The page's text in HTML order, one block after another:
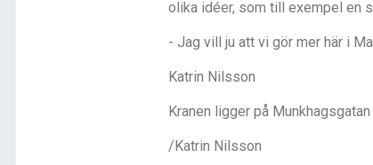
olika idéer, som till exempel en
- Jag vill ju att vi gör mer här i
Katrin Nilsson
Kranen ligger på
/Katrin Nilsson